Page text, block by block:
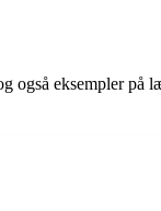
også eksempler på